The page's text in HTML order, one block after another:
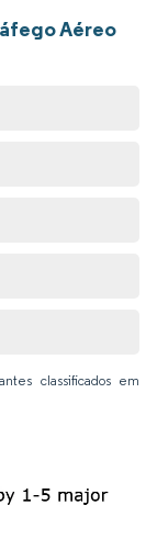
Aéreo
classificados em